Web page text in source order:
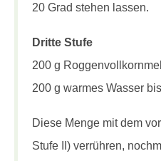
20 Grad stehen lassen.
Dritte Stufe
200 g
200 g warmes Wasser
Diese Menge mit dem
Stufe II) verrühren,